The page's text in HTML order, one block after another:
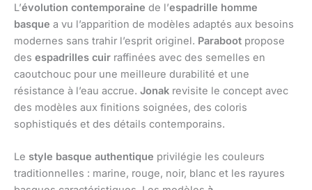
L’évolution contemporaine de l’espadrille homme
basque a vu l’apparition de modèles adaptés aux besoins
modernes sans trahir l’esprit originel. Paraboot propose
des espadrilles cuir raffinées avec des semelles en
caoutchouc pour une meilleure durabilité et une
résistance à l’eau accrue. Jonak revisite le concept avec
des modèles aux finitions soignées, des coloris
sophistiqués et des détails contemporains.
Le style basque authentique privilégie les couleurs
traditionnelles : marine, rouge, noir, blanc et les rayures